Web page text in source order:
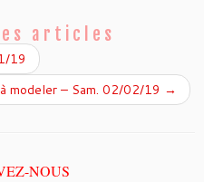
articles
19
modeler – Sam. 02/02/19 →
NOUS